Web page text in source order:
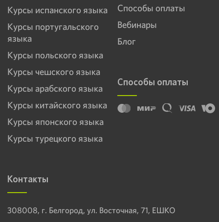
Способы оплаты
Вебинары
Блог
Способы оплаты
Курсы испанского языка
Курсы португальского
языка
Курсы польского языка
Курсы чешского языка
Курсы арабского языка
Курсы китайского языка
Курсы японского языка
Курсы турецкого языка
Контакты
308008, г. Белгород, ул. Восточная, 71, ЕШКО